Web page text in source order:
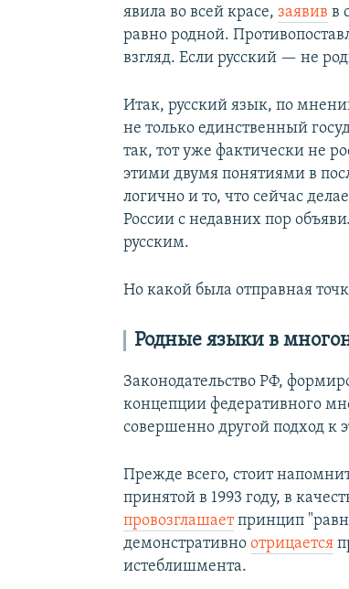
явила во всей красе,заявив в
равно родной.
взгляд. Если русский — не
Итак, русский язык, по
не только единственный
так, тот уже фактически не
этими двумя понятиями в
логично и то, что сейчас
России с недавних пор
русским.
Но какой была отправная
Родные языки в
Законодательство РФ,
концепции федеративного
совершенно другой подход к
Прежде всего, стоит
принятой в 1993 году, в
провозглашаетпринцип
демонстративноотрицается
истеблишмента.